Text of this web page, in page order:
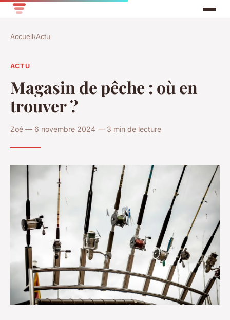
Accueil›Actu
ACTU
Magasin de pêche : où en
trouver ?
Zoé — 6 novembre 2024 — 3 min de lecture